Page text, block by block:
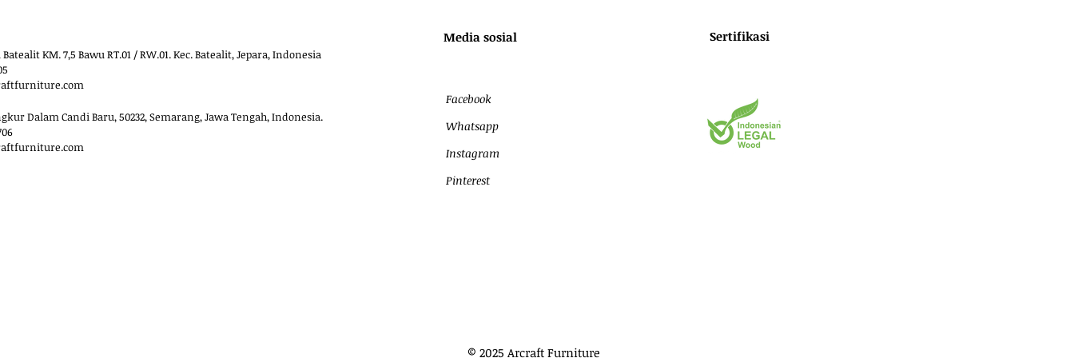
Batealit KM. 7,5 Bawu RT.01 / RW.01. Kec. Batealit, Jepara, Indonesia
Dalam Candi Baru, 50232, Semarang, Jawa Tengah, Indonesia.
Media sosial
Facebook
Whatsapp
Instagram
Pinterest
Sertifikasi
© 2025 Arcraft Furniture